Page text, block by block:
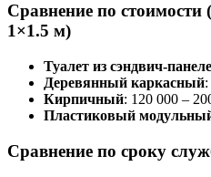
Сравнение по стоимости
1×1.5 м)
Туалет из сэндвич-
Деревянный каркасный
Кирпичный: 120 000 –
Пластиковый
Сравнение по сроку